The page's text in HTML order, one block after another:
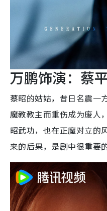
万鹏饰演：蔡
蔡昭的姑姑，昔日名震一
魔教教主而重伤成为废人
昭武功，也在正魔对立的
来的后果，是剧中很重要